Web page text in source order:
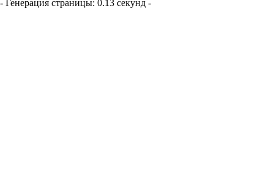
- Генерация страницы: 0.13 секунд -